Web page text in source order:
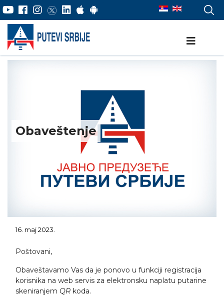
Obaveštenje
16. maj 2023.
Poštovani,
Obaveštavamo Vas da je ponovo u funkciji registracija
korisnika na web servis za elektronsku naplatu putarine
skeniranjem QR koda.